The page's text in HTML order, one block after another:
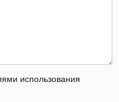
использования